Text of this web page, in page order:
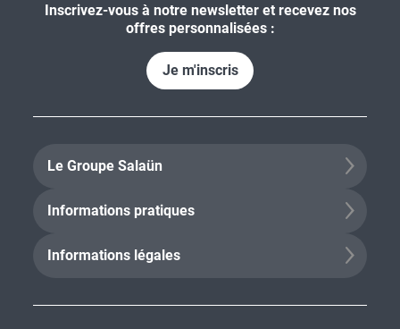
Inscrivez-vous à notre newsletter et recevez nos
offres personnalisées :
Je m'inscris
Le Groupe Salaün
Informations pratiques
Informations légales